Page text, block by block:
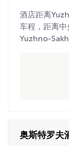
酒店距离
车程，距离
Yuzhno-
奥斯特罗夫